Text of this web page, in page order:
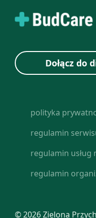
Dołącz do
polityka
regulamin
regulamin usług
regulamin
© 2026 Zielona